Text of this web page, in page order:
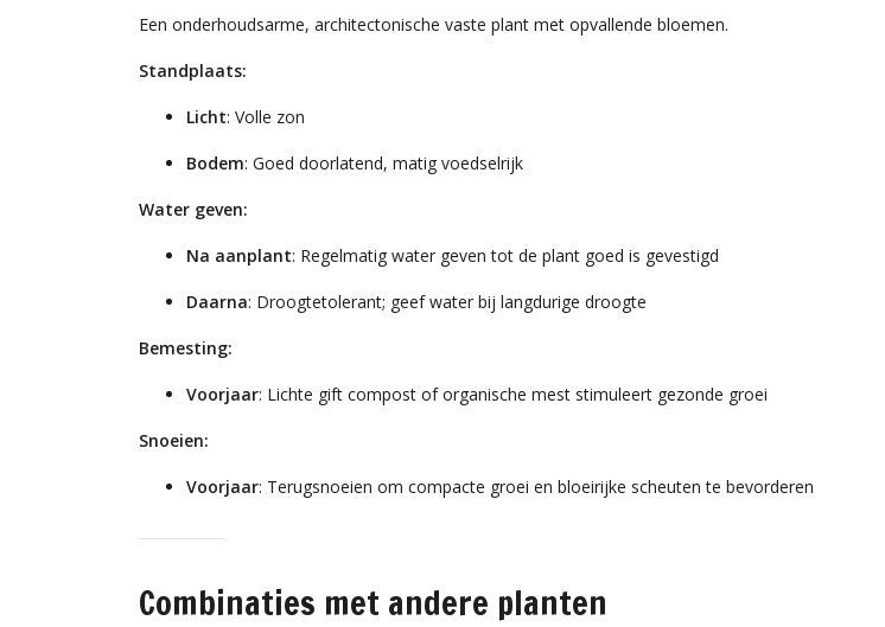
Een onderhoudsarme, architectonische vaste plant met opvallende bloemen.
Standplaats:
Licht: Volle zon
Bodem: Goed doorlatend, matig voedselrijk
Water geven:
Na aanplant: Regelmatig water geven tot de plant goed is gevestigd
Daarna: Droogtetolerant; geef water bij langdurige droogte
Bemesting:
Voorjaar: Lichte gift compost of organische mest stimuleert gezonde groei
Snoeien:
Voorjaar: Terugsnoeien om compacte groei en bloeirijke scheuten te bevorderen
Combinaties met andere planten